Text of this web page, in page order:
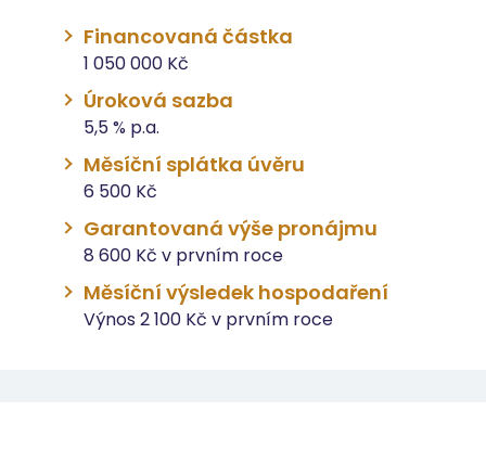
Financovaná částka
1 050 000 Kč
Úroková sazba
5,5 % p.a.
Měsíční splátka úvěru
6 500 Kč
Garantovaná výše pronájmu
8 600 Kč v prvním roce
Měsíční výsledek hospodaření
Výnos 2 100 Kč v prvním roce